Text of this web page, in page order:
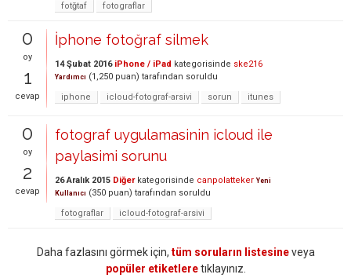
fotğtaf
fotograflar
0
oy
1
cevap
İphone fotoğraf silmek
14 Şubat 2016 iPhone / iPad kategorisinde ske216
Yardımcı (1,250 puan) tarafından soruldu
iphone
icloud-fotograf-arsivi sorun itunes
0
oy
2
cevap
fotograf uygulamasinin icloud ile
paylasimi sorunu
26 Aralık 2015 Diğerkategorisinde canpolatteker Yeni
Kullanıcı (350 puan) tarafından soruldu
fotograflar
icloud-fotograf-arsivi
Daha fazlasını görmek için, tüm soruların listesineveya
popüler etiketleretıklayınız.